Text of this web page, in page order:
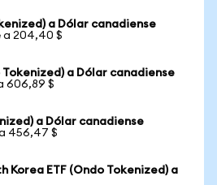
a Dólar canadiense
a 204,40 $
Tokenized) a Dólar canadiense
606,89 $
a Dólar canadiense
456,47 $
Korea ETF (Ondo Tokenized) a